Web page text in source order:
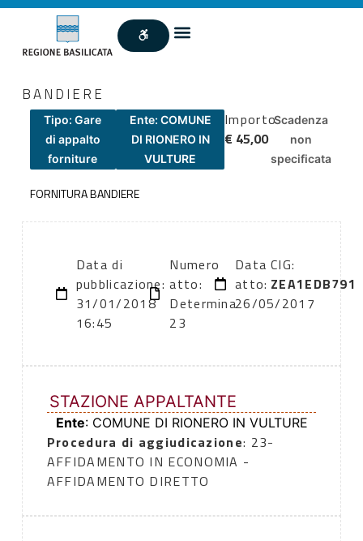
BANDIERE
Tipo: Gare
di appalto
forniture
Ente: COMUNE
DI RIONERO IN
VULTURE
Importo
€ 45,00
Scadenza
non
specificata
FORNITURA BANDIERE
Data di
pubblicazione:
31/01/2018
16:45
Numero
atto:
Determina
23
Data
atto:
26/05/2017
CIG:
ZEA1EDB791
STAZIONE APPALTANTE
Ente: COMUNE DI RIONERO IN VULTURE
Procedura di aggiudicazione: 23-
AFFIDAMENTO IN ECONOMIA -
AFFIDAMENTO DIRETTO